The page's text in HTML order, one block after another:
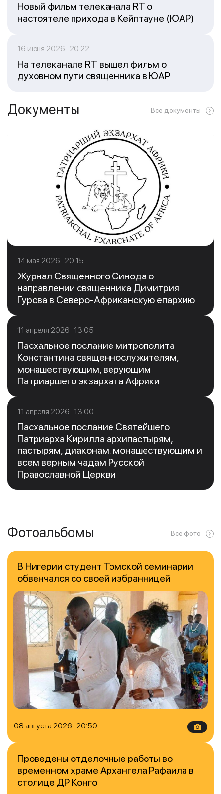
Новый фильм телеканала RT о
настоятеле прихода в Кейптауне (ЮАР)
16 июня 2026 20:22
На телеканале RT вышел фильм о
духовном пути священника в ЮАР
Документы Все документы
14 мая 2026 20:15
Журнал Священного Синода о
направлении священника Димитрия
Гурова в Северо-Африканскую епархию
11 апреля 2026 13:05
Пасхальное послание митрополита
Константина священнослужителям,
монашествующим, верующим
Патриаршего экзархата Африки
11 апреля 2026 13:00
Пасхальное послание Святейшего
Патриарха Кирилла архипастырям,
пастырям, диаконам, монашествующим и
всем верным чадам Русской
Православной Церкви
Фотоальбомы Все фото
08 августа 2026 20:50
В Нигерии студент Томской семинарии
обвенчался со своей избранницей
Проведены отделочные работы во
временном храме Архангела Рафаила в
столице ДР Конго